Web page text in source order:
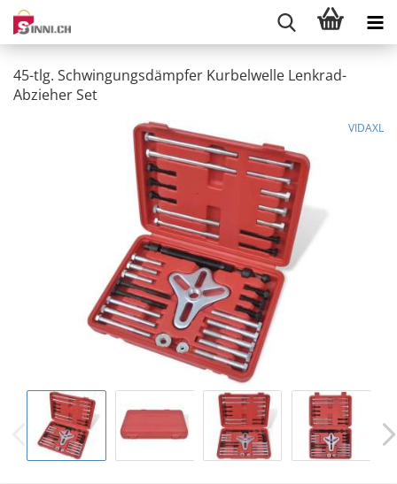
45-tlg. Schwingungsdämpfer Kurbelwelle Lenkrad-
Abzieher Set
VIDAXL